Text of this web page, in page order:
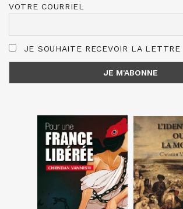
VOTRE COURRIEL
JE SOUHAITE RECEVOIR LA LETTRE